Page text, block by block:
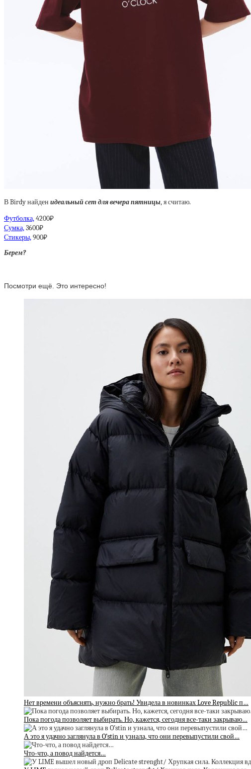
В Birdy найден идеальный сет для вечера пятницы, я считаю.
Футболка,4200₽
Сумка,3600₽
Стикеры,900₽
Берем?
Посмотри ещё. Это интересно!
Нет времени объяснять, нужно брать! Увидела в новинках Love Republic п…
Пока погода позволяет выбирать. Но, кажется, сегодня все-таки закрываю…
А это я удачно заглянула в O’stin и узнала, что они перевыпустили свой…
Что-что, а повод найдется…